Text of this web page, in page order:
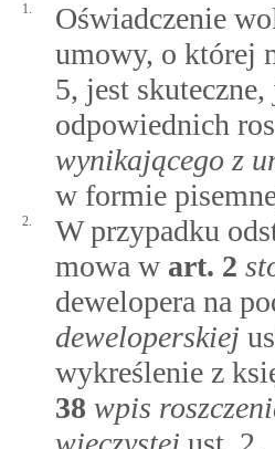
1.
Oświadczenie
umowy, o której
5, jest
odpowiednich
wynikającego z
w formie
2.
W przypadku
mowa w art. 2
dewelopera na
deweloperskiej
wykreślenie z
38 wpis